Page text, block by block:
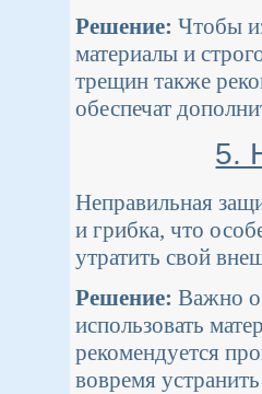
Решение: Чтобы
материалы и
трещин также
обеспечат
5.
Неправильная
и грибка, что
утратить свой
Решение: Важно
использовать
рекомендуется
вовремя